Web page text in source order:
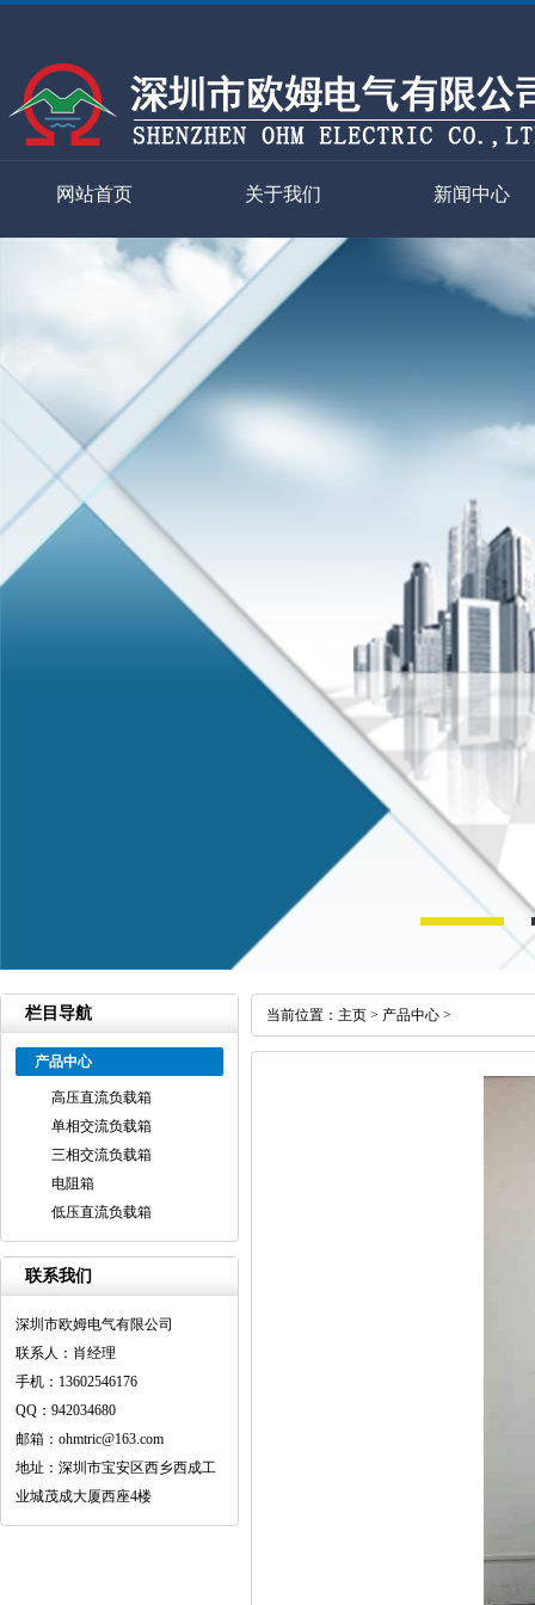
网站首页 关于我们 新闻中心
栏目导航
产品中心
高压直流负载箱
单相交流负载箱
三相交流负载箱
电阻箱
低压直流负载箱
联系我们
深圳市欧姆电气有限公司
联系人：肖经理
手机：13602546176
QQ：942034680
邮箱：ohmtric@163.com
地址：深圳市宝安区西乡西成工
业城茂成大厦西座4楼
当前位置： 主页 > 产品中心 >